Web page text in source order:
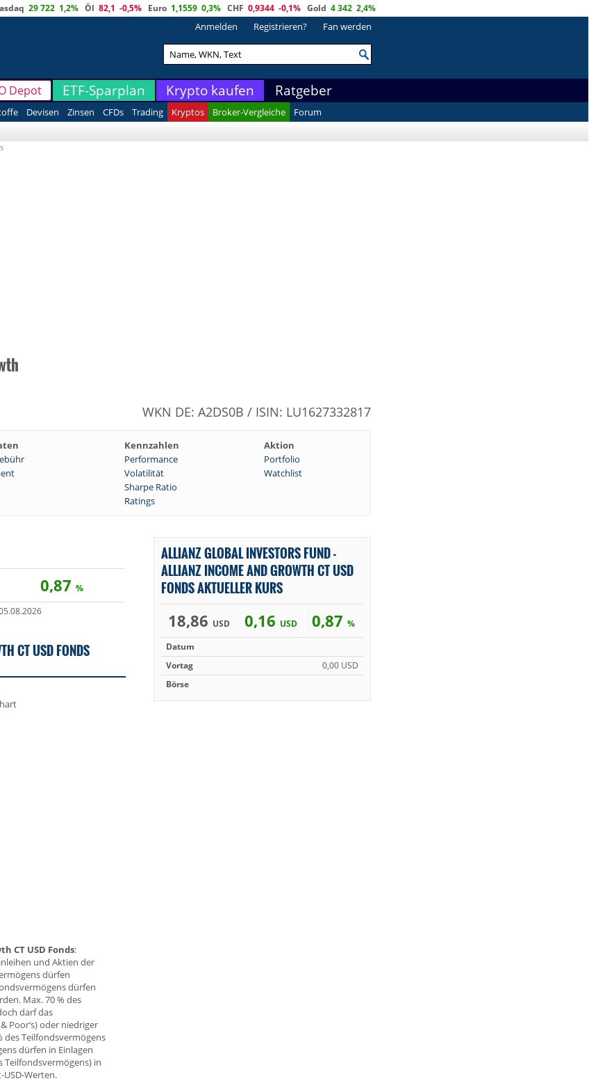
29 722 1,2% Öl 82,1 -0,5% Euro 1,1559 0,3% CHF 0,9344 -0,1% Gold 4 342 2,4%
Anmelden Registrieren? Fan werden
Depot ETF-Sparplan Krypto kaufen Ratgeber
Devisen Zinsen CFDs Trading Kryptos Broker-Vergleiche
Forum
WKN DE: A2DS0B / ISIN: LU1627332817
Kennzahlen
Aktion
Performance
Portfolio
Volatilität
Watchlist
Sharpe Ratio
Ratings
0,87 %
CT USD FONDS
CT USD Fonds:
und Aktien der
dürfen
dürfen
Max. 70 % des
darf das
Poor’s) oder niedriger
des Teilfondsvermögens
dürfen in Einlagen
in
Werten.
ALLIANZ GLOBAL INVESTORS FUND -
ALLIANZ INCOME AND GROWTH CT USD
FONDS AKTUELLER KURS
18,86 USD 0,16 USD 0,87%
Datum
Vortag
0,00 USD
Börse